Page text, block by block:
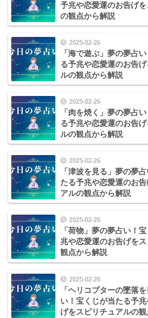
予兆や恋愛運のお告げ
の観点から解説
2025-02-26
「海で遊ぶ」夢の夢占
る予兆や恋愛運のお告
ルの観点から解説
2025-02-26
「肉を焼く」夢の夢占
る予兆や恋愛運のお告
ルの観点から解説
2025-02-26
「津波を見る」夢の夢
たる予兆や恋愛運のお
アルの観点から解説
2025-02-26
「荷物」夢の夢占い！
兆や恋愛運のお告げを
観点から解説
2025-02-26
「ヘリコプターの墜落
い！宝くじが当たる予
げをスピリチュアルの